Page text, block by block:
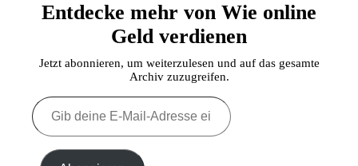
Entdecke mehr von Wie online
Geld verdienen
Jetzt abonnieren, um weiterzulesen und auf das gesamte
Archiv zuzugreifen.
Gib
deine
E-
Adresse